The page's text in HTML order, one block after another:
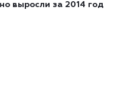
выросли за 2014 год